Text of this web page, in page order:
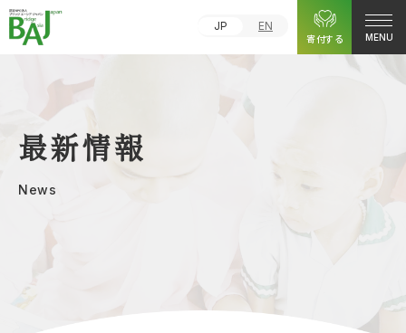
JP
EN
寄付する
MENU
最新情報
News